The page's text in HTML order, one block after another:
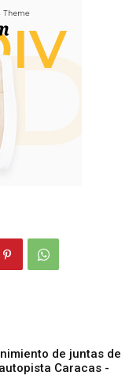
de juntas de
Caracas -